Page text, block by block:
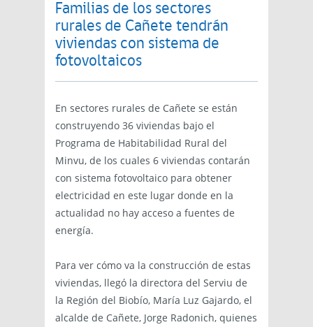
Familias de los sectores
rurales de Cañete tendrán
viviendas con sistema de
fotovoltaicos
En sectores rurales de Cañete se están
construyendo 36 viviendas bajo el
Programa de Habitabilidad Rural del
Minvu, de los cuales 6 viviendas contarán
con sistema fotovoltaico para obtener
electricidad en este lugar donde en la
actualidad no hay acceso a fuentes de
energía.
Para ver cómo va la construcción de estas
viviendas, llegó la directora del Serviu de
la Región del Biobío, María Luz Gajardo, el
alcalde de Cañete, Jorge Radonich, quienes